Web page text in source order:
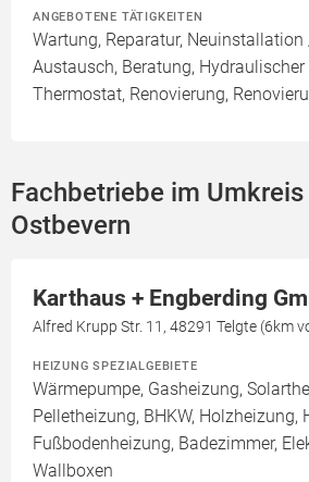
ANGEBOTENE TÄTIGKEITEN
Wartung, Reparatur, Neuinstallation
Austausch, Beratung, Hydraulischer
Thermostat, Renovierung,
Fachbetriebe im Umkreis
Ostbevern
Karthaus + Engberding
Alfred Krupp Str. 11, 48291 Telgte (6km
HEIZUNG SPEZIALGEBIETE
Wärmepumpe, Gasheizung,
Pelletheizung, BHKW, Holzheizung,
Fußbodenheizung, Badezimmer,
Wallboxen